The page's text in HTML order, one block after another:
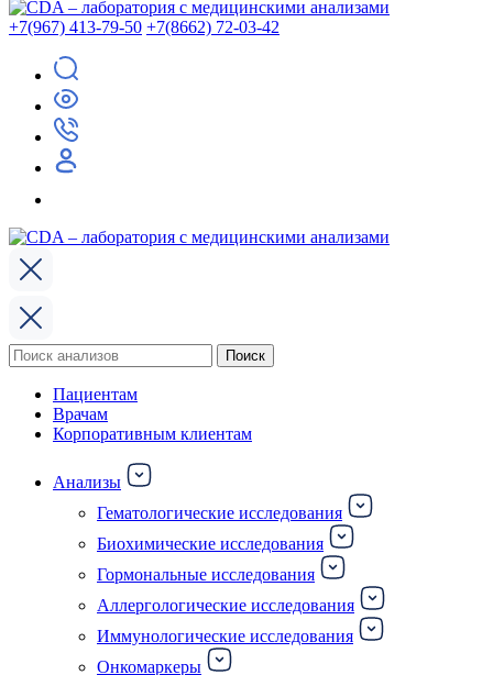
+7(967) 413-79-50 +7(8662) 72-03-42
Поиск
по:
Поиск
Пациентам
Врачам
Корпоративным клиентам
Анализы
Гематологические исследования
Биохимические исследования
Гормональные исследования
Аллергологические исследования
Иммунологические исследования
Онкомаркеры